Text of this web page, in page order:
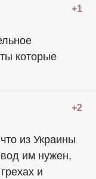
+1
которые
+2
из Украины
им нужен,
и